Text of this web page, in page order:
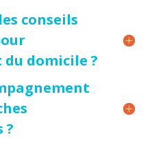
conseils
domicile ?
?